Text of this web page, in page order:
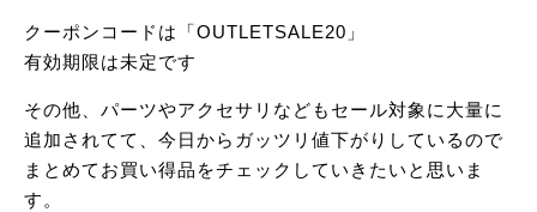
クーポンコードは「OUTLETSALE20」
有効期限は未定です
その他、パーツやアクセサリなどもセール対象に大量に
追加されてて、今日からガッツリ値下がりしているので
まとめてお買い得品をチェックしていきたいと思いま
す。